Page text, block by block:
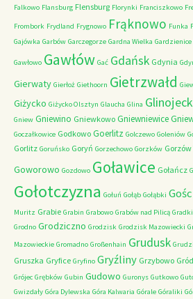
Falkowo Flansburg Flensburg Florynki Franciszkowo
Frombork Frydland Frygnowo Frąknowo Funka
Gajówka Garbów Garczegorze Gardna Wielka Gardzienice
Gawłowo Gawłów Gać Gdańsk Gdynia
Gierwaty Gierłoż Giethoorn Gietrzwałd
Giżycko Giżycko Olsztyn Glaucha Glina Glinojeck
Gniew Gniewino Gniewkowo Gniewniewice
Goczałkowice Godkowo Goerlitz Golczewo Goleniów
Gorlitz Goruńsko Goryń Gorzechowo Gorzków
Goworowo Gozdowo Goławice Gołańcz
Gołotczyzna Gołuń Gołąb Gołąbki
Muritz Grabie Grabin Grabowo Grabów nad Pilicą Gradki
Grodno Grodziczno Grodzisk Grodzisk Mazowiecki
Mazowieckie Gromadno Großenhain Grudusk
Gruszka Gryfice Gryfino Gryźliny Grzybowo
Grójec Grębków Gubin Gudowo Guronys Gutkowo
Gwizdały Góra Dylewska Góra Kalwaria Górale Góraliki